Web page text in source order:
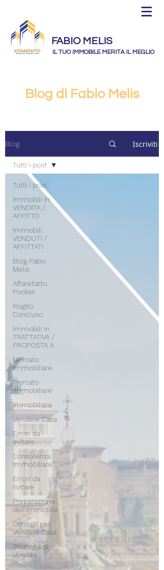
FABIO MELIS
IL TUO IMMOBILE MERITA IL MEGLIO
Blog di Fabio Melis
Blog Iscriviti
Tutti i post
Immobili In
VENDITA /
AFFITTO
Immobili
VENDUTI /
AFFITTATI
Blog Fabio
Melis
Affarefatto
Pocket
Rogito
Concluso
Immobili In
TRATTATIVA /
PROPOSTA A
Mercato
Immobiliare
Mercato
Immobiliare
Immobiliare
Vendere Casa
Errori da
evitare
Consulenza
Immobiliare
Errori da
Evitare
Preparazione
dell’Immobile
Consigli per
Vendere Casa
Strategia di
Vendita
Tutti i post